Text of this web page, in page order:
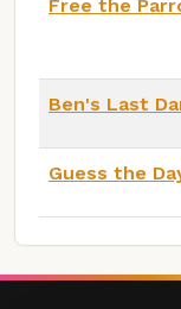
Free the
Ben's Last
Guess the